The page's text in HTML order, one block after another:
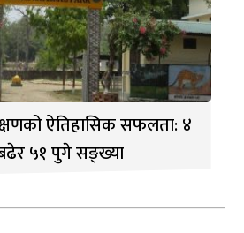
ऐतिहासिक सफलता: ४
५१ पुगे सङ्ख्या